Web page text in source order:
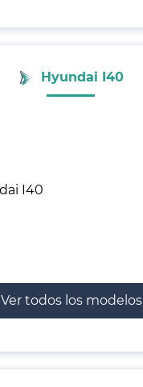
Hyundai I40
Ver todos los modelos